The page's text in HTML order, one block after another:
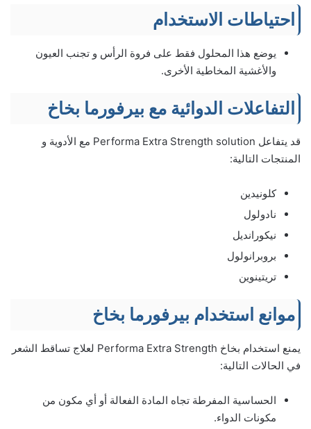
احتياطات الاستخدام
يوضع هذا المحلول فقط على فروة الرأس و تجنب العيون
والأغشية المخاطية الأخرى.
التفاعلات الدوائية مع بيرفورما بخاخ
قد يتفاعل Performa Extra Strength solution مع الأدوية و
المنتجات التالية:
كلونيدين
نادولول
نيكورانديل
بروبرانولول
تريتينوين
موانع استخدام بيرفورما بخاخ
يمنع استخدام بخاخ Performa Extra Strength لعلاج تساقط الشعر
في الحالات التالية:
الحساسية المفرطة تجاه المادة الفعالة أو أي مكون من
مكونات الدواء.